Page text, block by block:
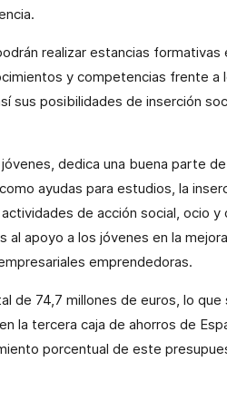
realizar estancias formativas
y competencias frente a
sus posibilidades de inserción
dedica una buena parte
ayudas para estudios, la
de acción social, ocio
al apoyo a los jóvenes en la
emprendedoras.
de 74,7 millones de euros, lo que
la tercera caja de ahorros de
porcentual de este